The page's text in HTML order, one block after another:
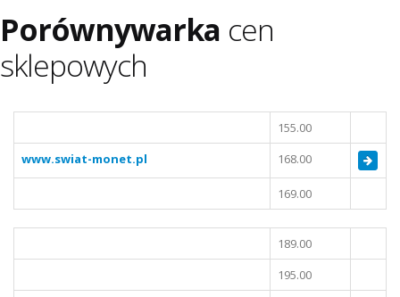
Porównywarka cen
sklepowych
155.00
www.swiat-monet.pl
168.00
169.00
189.00
195.00